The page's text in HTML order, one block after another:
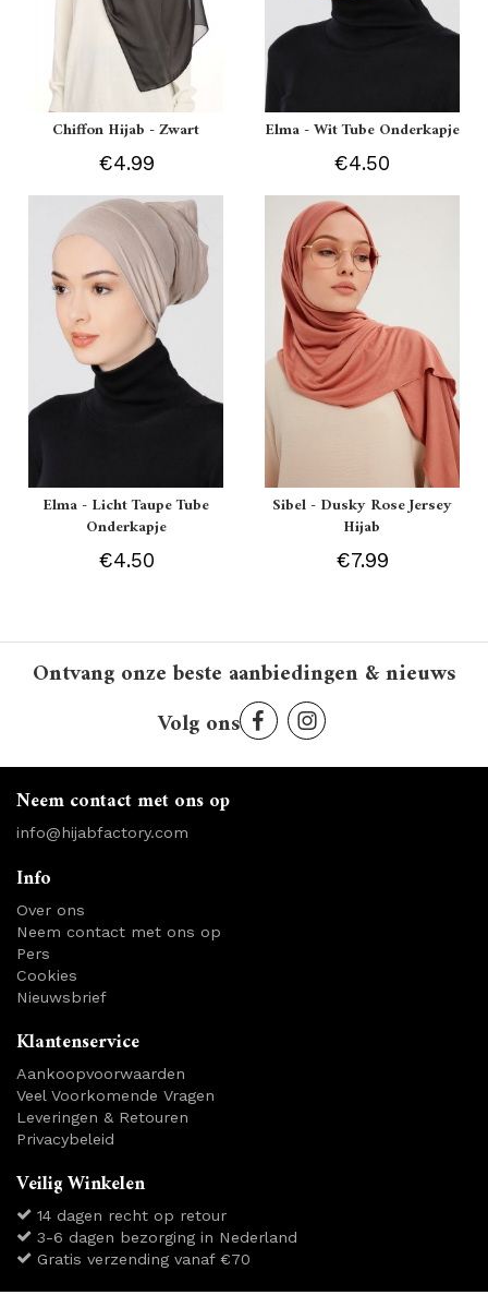
Chiffon Hijab - Zwart
€4.99
Elma - Wit Tube Onderkapje
€4.50
Elma - Licht Taupe Tube
Onderkapje
€4.50
Sibel - Dusky Rose Jersey
Hijab
€7.99
Ontvang onze beste aanbiedingen & nieuws
Volg ons
Neem contact met ons op
info@hijabfactory.com
Info
Over ons
Neem contact met ons op
Pers
Cookies
Nieuwsbrief
Klantenservice
Aankoopvoorwaarden
Veel Voorkomende Vragen
Leveringen & Retouren
Privacybeleid
Veilig Winkelen
14 dagen recht op retour
3-6 dagen bezorging in Nederland
Gratis verzending vanaf €70